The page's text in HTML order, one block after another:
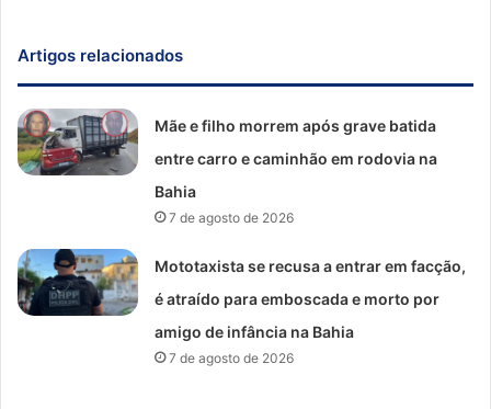
Artigos relacionados
Mãe e filho morrem após grave batida
entre carro e caminhão em rodovia na
Bahia
7 de agosto de 2026
Mototaxista se recusa a entrar em facção,
é atraído para emboscada e morto por
amigo de infância na Bahia
7 de agosto de 2026